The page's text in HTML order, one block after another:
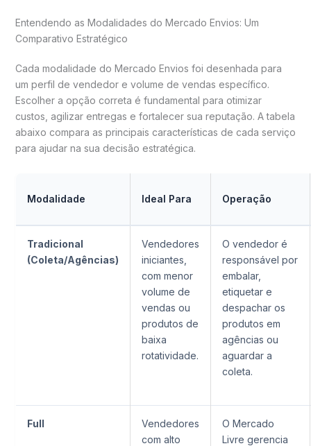
Entendendo as Modalidades do Mercado Envios: Um
Comparativo Estratégico
Cada modalidade do Mercado Envios foi desenhada para
um perfil de vendedor e volume de vendas específico.
Escolher a opção correta é fundamental para otimizar
custos, agilizar entregas e fortalecer sua reputação. A tabela
abaixo compara as principais características de cada serviço
para ajudar na sua decisão estratégica.
Modalidade Ideal Para Operação
Tradicional
(Coleta/Agências)
Vendedores
iniciantes,
com menor
volume de
vendas ou
produtos de
baixa
rotatividade.
O vendedor é
responsável por
embalar,
etiquetar e
despachar os
produtos em
agências ou
aguardar a
coleta.
Full
Vendedores
com alto
O Mercado
Livre gerencia